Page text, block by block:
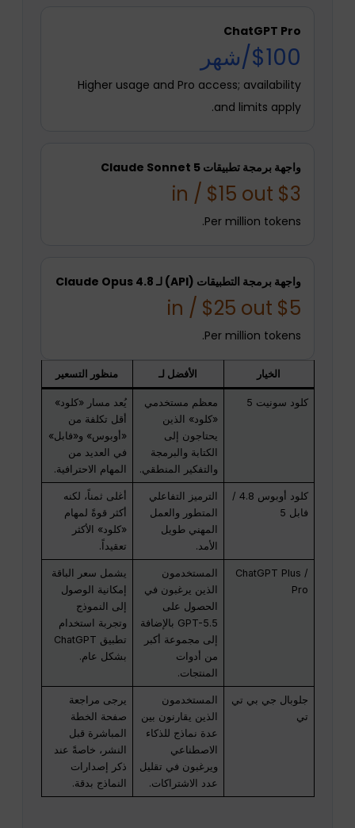
ChatGPT Pro
$100/شهر
Higher usage and Pro access; availability
and limits apply.
واجهة برمجة تطبيقات Claude Sonnet 5
$3 in / $15 out
Per million tokens.
واجهة برمجة التطبيقات (API) لـ Claude Opus 4.8
$5 in / $25 out
Per million tokens.
الخيار الأفضل لـ منظور التسعير
كلود سونيت 5
معظم مستخدمي
«كلود» الذين
يحتاجون إلى
الكتابة والبرمجة
والتفكير المنطقي.
يُعد مسار «كلود»
أقل تكلفة من
«أوبوس» و«فابل»
في العديد من
المهام الاحترافية.
كلود أوبوس 4.8 /
فابل 5
الترميز التفاعلي
المتطور والعمل
المهني طويل
الأمد.
أغلى ثمناً، لكنه
أكثر قوةً لمهام
«كلود» الأكثر
تعقيداً.
ChatGPT Plus /
Pro
المستخدمون
الذين يرغبون في
الحصول على
GPT-5.5 بالإضافة
إلى مجموعة أكبر
من أدوات
المنتجات.
يشمل سعر الباقة
إمكانية الوصول
إلى النموذج
وتجربة استخدام
تطبيق ChatGPT
بشكل عام.
جلوبال جي بي تي
تي
المستخدمون
الذين يقارنون بين
عدة نماذج للذكاء
الاصطناعي
ويرغبون في تقليل
عدد الاشتراكات.
يرجى مراجعة
صفحة الخطة
المباشرة قبل
النشر، خاصةً عند
ذكر إصدارات
النماذج بدقة.